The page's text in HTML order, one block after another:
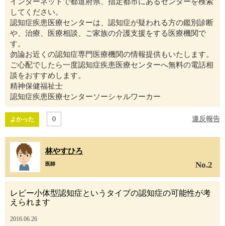
してください。
認知症疾患医療センターは、認知症が疑われる方の鑑別診断
や、治療、医療相談、ご家族の介護支援をする医療機関で
す。
勿論お近くの認知症専門医療機関の情報提供もいたします。
ご心配でしたら一度認知症疾患医療センターへ無料の電話相
談をおすすめします。
精神保健福祉士
認知症疾患医療センターソーシャルワーカー
よかった 0 違反報告
林やすひろ
医師 No.2
レビー小体型認知症というタイプの認知症の可能性が考
えられます
2016.06.26